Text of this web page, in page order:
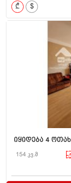
₾ $
იყიდება 4
154 კვ.მ